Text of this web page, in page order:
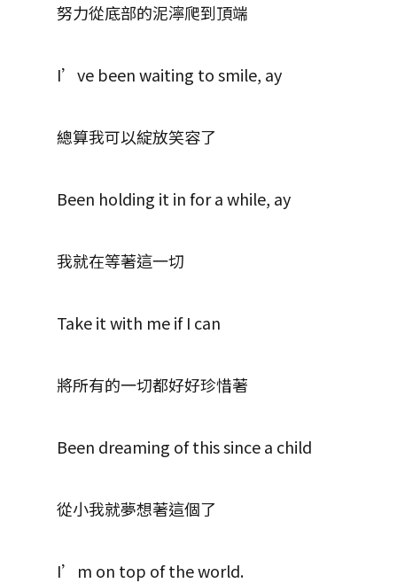
努力從底部的泥濘爬到頂端
I’ve been waiting to smile, ay
總算我可以綻放笑容了
Been holding it in for a while, ay
我就在等著這一切
Take it with me if I can
將所有的一切都好好珍惜著
Been dreaming of this since a child
從小我就夢想著這個了
I’m on top of the world.